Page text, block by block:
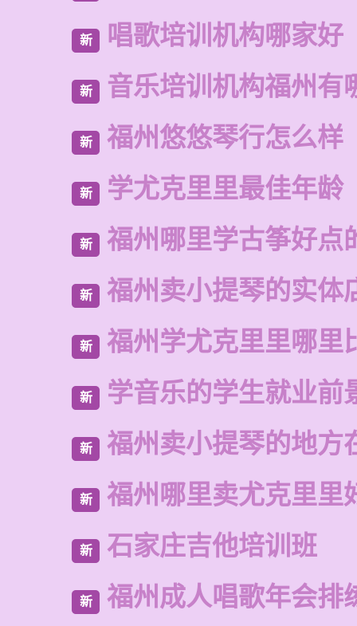
新 唱歌培训机构哪家好
新 音乐培训机构福州有
新 福州悠悠琴行怎么样
新 学尤克里里最佳年龄
新 福州哪里学古筝好点
新 福州卖小提琴的实体
新 福州学尤克里里哪里
新 学音乐的学生就业前
新 福州卖小提琴的地方
新 福州哪里卖尤克里里
新 石家庄吉他培训班
新 福州成人唱歌年会排